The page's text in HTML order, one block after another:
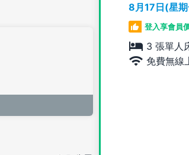
8月17日(星
登入享會員
3 張單人
免費無線